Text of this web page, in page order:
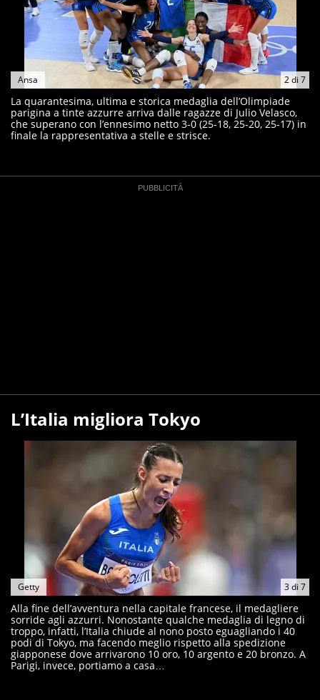
2di 7
Ansa
La quarantesima, ultima e storica medaglia dell’Olimpiade
parigina a tinte azzurre arriva dalle ragazze di Julio Velasco,
che superano con l’ennesimo netto 3-0 (25-18, 25-20, 25-17) in
finale la rappresentativa a stelle e strisce.
L’Italia migliora Tokyo
3di 7
Getty
Alla fine dell’avventura nella capitale francese, il medagliere
sorride agli azzurri. Nonostante qualche medaglia di legno di
troppo, infatti, l’Italia chiude al nono posto eguagliando i 40
podi di Tokyo, ma facendo meglio rispetto alla spedizione
giapponese dove arrivarono 10 oro, 10 argento e 20 bronzo. A
Parigi, invece, portiamo a casa…